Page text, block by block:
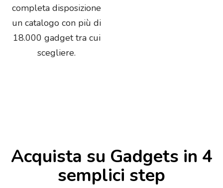
completa disposizione
un catalogo con più di
18.000 gadget tra cui
scegliere.
Acquista su Gadgets in 4
semplici step